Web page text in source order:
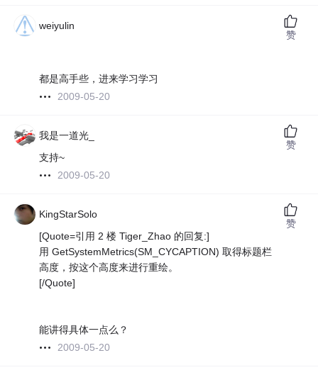
weiyulin
都是高手些，进来学习学习
2009-05-20
赞
我是一道光_
支持~
2009-05-20
赞
KingStarSolo
[Quote=引用 2 楼 Tiger_Zhao 的回复:]
用 GetSystemMetrics(SM_CYCAPTION) 取得标题栏
高度，按这个高度来进行重绘。
[/Quote]
能讲得具体一点么？
2009-05-20
赞